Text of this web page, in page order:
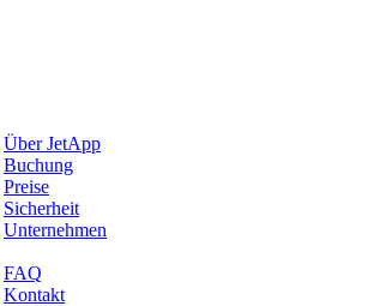
Über JetApp
Buchung
Preise
Sicherheit
Unternehmen
FAQ
Kontakt